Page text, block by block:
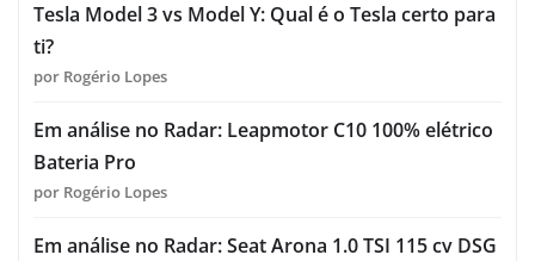
Tesla Model 3 vs Model Y: Qual é o Tesla certo para
ti?
por Rogério Lopes
Em análise no Radar: Leapmotor C10 100% elétrico
Bateria Pro
por Rogério Lopes
Em análise no Radar: Seat Arona 1.0 TSI 115 cv DSG